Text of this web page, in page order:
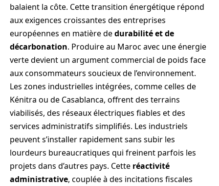
balaient la côte. Cette transition énergétique répond
aux exigences croissantes des entreprises
européennes en matière dedurabilité et de
décarbonation. Produire au Maroc avec une énergie
verte devient un argument commercial de poids face
aux consommateurs soucieux de l’environnement.
Les zones industrielles intégrées, comme celles de
Kénitra ou de Casablanca, offrent des terrains
viabilisés, des réseaux électriques fiables et des
services administratifs simplifiés. Les industriels
peuvent s’installer rapidement sans subir les
lourdeurs bureaucratiques qui freinent parfois les
projets dans d’autres pays. Cette réactivité
administrative, couplée à des incitations fiscales